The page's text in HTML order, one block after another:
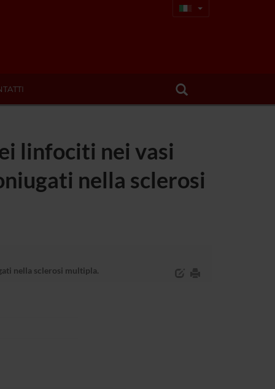
linfociti nei vasi
nella sclerosi
nella sclerosi multipla.